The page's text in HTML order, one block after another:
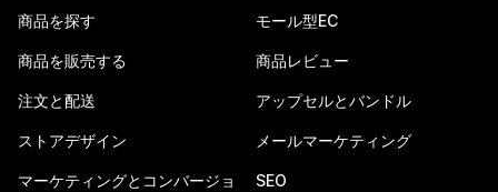
商品を探す
商品を販売する
注文と配送
ストアデザイン
マーケティングとコンバージョ
モール型EC
商品レビュー
アップセルとバンドル
メールマーケティング
SEO